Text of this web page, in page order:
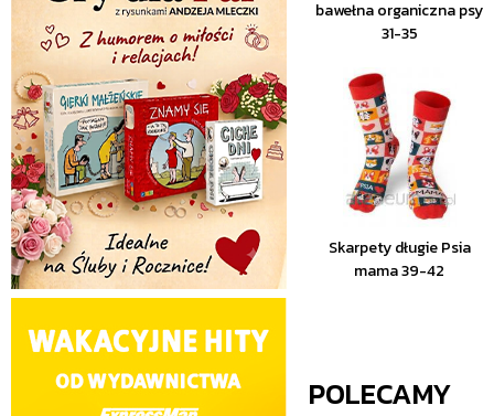
bawełna organiczna psy
31-35
Skarpety długie Psia
mama 39-42
POLECAMY